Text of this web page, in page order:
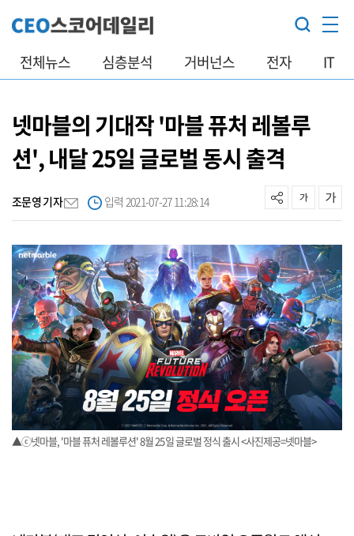
전체뉴스 심층분석 거버넌스 전자 IT
넷마블의 기대작 '마블 퓨처 레볼루
션', 내달 25일 글로벌 동시 출격
조문영 기자 입력 2021-07-27 11:28:14
▲ⓒ넷마블, '마블 퓨처 레볼루션' 8월 25일 글로벌 정식 출시 <사진제공=넷마블>